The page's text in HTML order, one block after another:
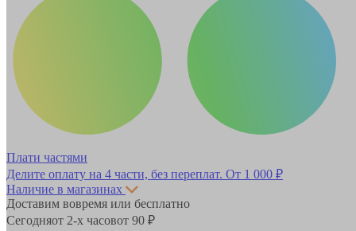
Плати частями
Делите оплату на 4 части, без переплат. От 1 000 ₽
Наличие в магазинах
Доставим вовремя или бесплатно
Сегодняот 2-х часовот 90 ₽